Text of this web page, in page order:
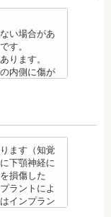
やかに歯科
スペースが
ります。健
ます。
麻酔薬の中
。臓や血圧
してもわか
あります。
ルギー反応
周りなど、
できるた
す。
じワックス
場合があり
を交換した
数日でおさ
を飲んだと
安がある方
をうけて、
えてくださ
口腔の粘膜
かに歯科医
い場合があ
す。
ります。
内側に傷が
場合があり
を交換した
数日でおさ
を飲んだと
合がありま
長期間痛む
ます（知覚
下顎神経に
損傷した
ラントによ
インプラン